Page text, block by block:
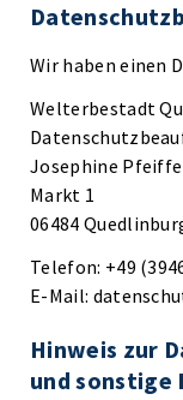
Wir haben einen
Welterbestadt
Josephine
Markt 1
06484
Telefon: +49
E-Mail:
Hinweis zur
und